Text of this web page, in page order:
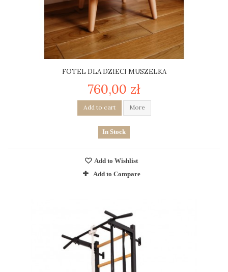
FOTEL DLA DZIECI MUSZELKA
760,00 zł
Add to cart More
In Stock
Add to Wishlist
Add to Compare